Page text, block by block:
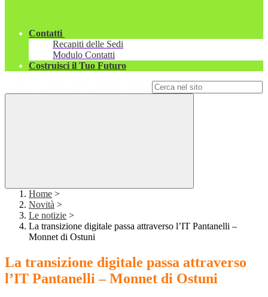
Contatti
Recapiti delle Sedi
Modulo Contatti
Costruisci il Tuo Futuro
Home >
Novità >
Le notizie >
La transizione digitale passa attraverso l’IT Pantanelli –
Monnet di Ostuni
La transizione digitale passa attraverso
l’IT Pantanelli – Monnet di Ostuni